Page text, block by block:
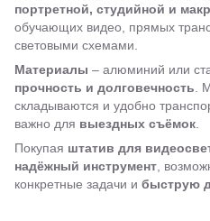
портретной, студийной и
обучающих видео, прямых
световыми схемами.
Материалы – алюминий или
прочность и долговечность.
складываются и удобно
важно для выездных съёмок.
Покупая штатив для
надёжный инструмент,
конкретные задачи и быструю